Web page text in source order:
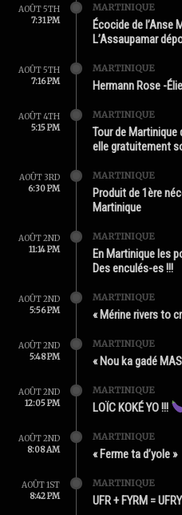
AOÛT 5TH
7:31 PM
MARTINIQUE
Écocide de l’Anse
L’Assaupamar
AOÛT 5TH
7:16 PM
MARTINIQUE
Hermann Rose -
AOÛT 4TH
5:15 PM
MARTINIQUE
Tour de
elle gratuitement
AOÛT 3RD
6:30 PM
MARTINIQUE
Produit de 1ère
Martinique
AOÛT 2ND
11:14 PM
MARTINIQUE
En Martinique les
Des enculés-es !!!
AOÛT 2ND
5:56 PM
MARTINIQUE
« Mérine rivers to
AOÛT 2ND
5:48 PM
MARTINIQUE
« Nou ka gadé
AOÛT 2ND
12:05 PM
MARTINIQUE
LOÏC KOKÉ YO !!!
AOÛT 2ND
8:08 AM
MARTINIQUE
« Ferme ta d’yole »
AOÛT 1ST
8:42 PM
MARTINIQUE
UFR + FYRM =